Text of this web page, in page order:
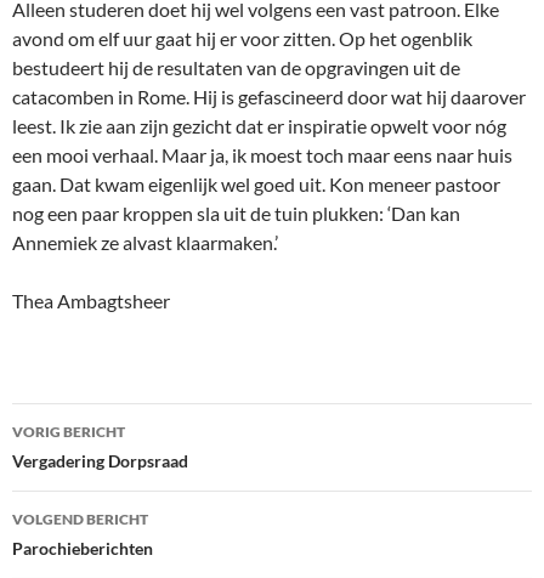
Alleen studeren doet hij wel volgens een vast patroon. Elke
avond om elf uur gaat hij er voor zitten. Op het ogenblik
bestudeert hij de resultaten van de opgravingen uit de
catacomben in Rome. Hij is gefascineerd door wat hij daarover
leest. Ik zie aan zijn gezicht dat er inspiratie opwelt voor nóg
een mooi verhaal. Maar ja, ik moest toch maar eens naar huis
gaan. Dat kwam eigenlijk wel goed uit. Kon meneer pastoor
nog een paar kroppen sla uit de tuin plukken: ‘Dan kan
Annemiek ze alvast klaarmaken.’
Thea Ambagtsheer
Bericht
navigatie
VORIG BERICHT
Vergadering Dorpsraad
VOLGEND BERICHT
Parochieberichten